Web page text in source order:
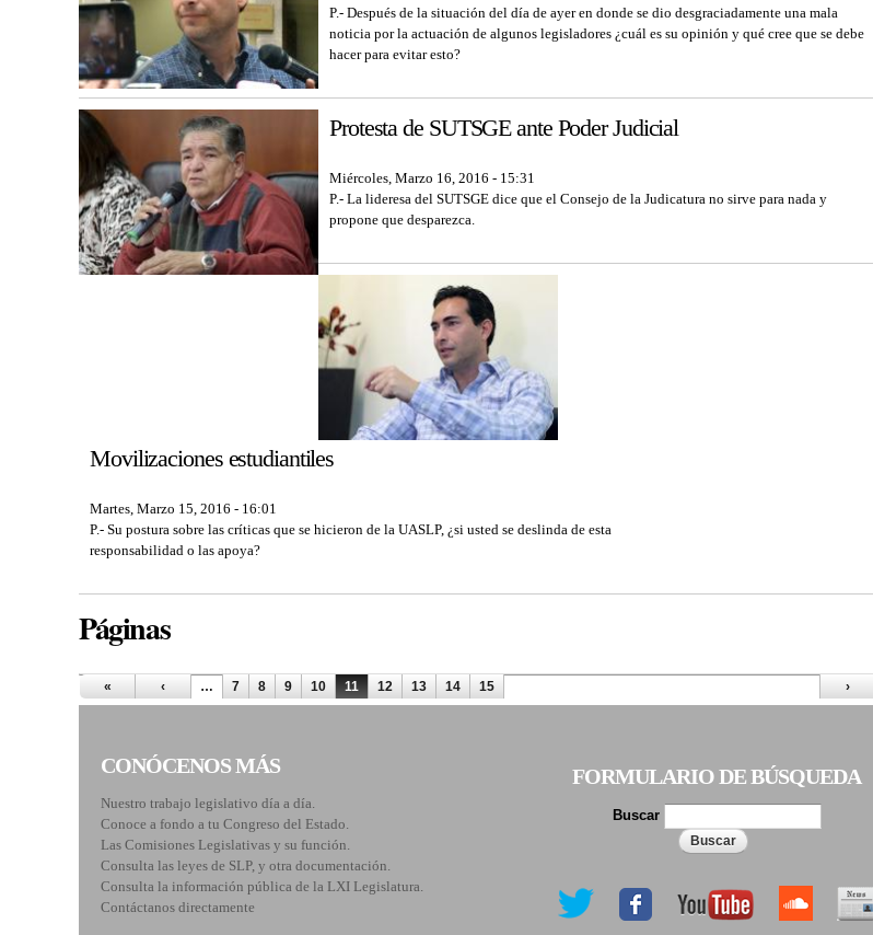
P.- Después de la situación del día de ayer en donde se dio desgraciadamente una mala
noticia por la actuación de algunos legisladores ¿cuál es su opinión y qué cree que se debe
hacer para evitar esto?
Protesta de SUTSGE ante Poder Judicial
Miércoles, Marzo 16, 2016 - 15:31
P.- La lideresa del SUTSGE dice que el Consejo de la Judicatura no sirve para nada y
propone que desparezca.
Movilizaciones estudiantiles
Martes, Marzo 15, 2016 - 16:01
P.- Su postura sobre las críticas que se hicieron de la UASLP, ¿si usted se deslinda de esta
responsabilidad o las apoya?
Páginas
« ‹ … 7 8 9 10 11 12 13 14 15 ›
CONÓCENOS MÁS
Nuestro trabajo legislativo día a día.
Conoce a fondo a tu Congreso del Estado.
Las Comisiones Legislativas y su función.
Consulta las leyes de SLP, y otra documentación.
Consulta la información pública de la LXI Legislatura.
Contáctanos directamente
FORMULARIO DE BÚSQUEDA
Buscar